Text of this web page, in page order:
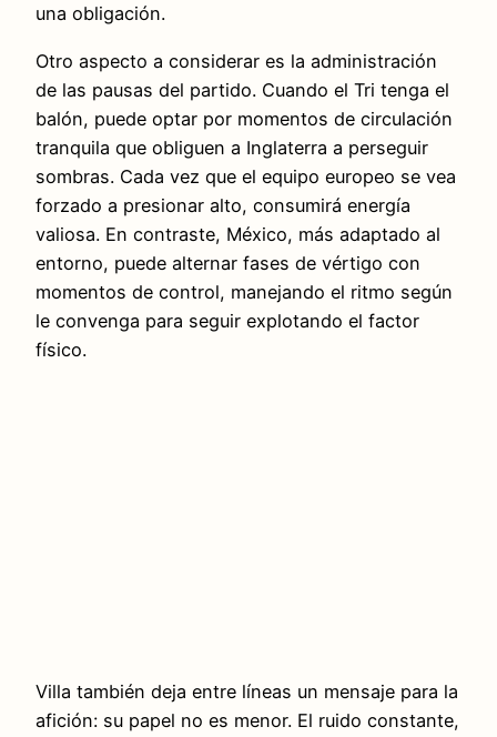
una obligación.
Otro aspecto a considerar es la administración
de las pausas del partido. Cuando el Tri tenga el
balón, puede optar por momentos de circulación
tranquila que obliguen a Inglaterra a perseguir
sombras. Cada vez que el equipo europeo se vea
forzado a presionar alto, consumirá energía
valiosa. En contraste, México, más adaptado al
entorno, puede alternar fases de vértigo con
momentos de control, manejando el ritmo según
le convenga para seguir explotando el factor
físico.
Villa también deja entre líneas un mensaje para la
afición: su papel no es menor. El ruido constante,